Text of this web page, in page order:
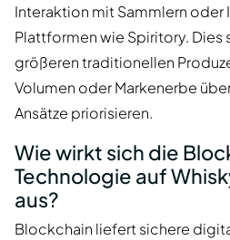
Interaktion mit Sammlern
Plattformen wie Spiritory. Dies
größeren traditionellen
Volumen oder Markenerbe
Ansätze priorisieren.
Wie wirkt sich die
Technologie auf
aus?
Blockchain liefert sichere